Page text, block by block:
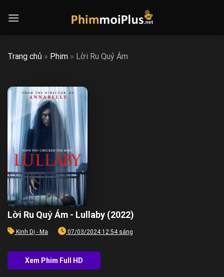
Trang chủ » Phim » Lời Ru Quỷ Ám
Lời Ru Quỷ Ám - Lullaby (2022)
Kinh Dị - Ma 07/03/2024 12:54 sáng